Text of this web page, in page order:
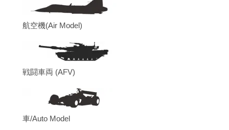
航空機(Air Model)
戦闘車両 (AFV)
車/Auto Model